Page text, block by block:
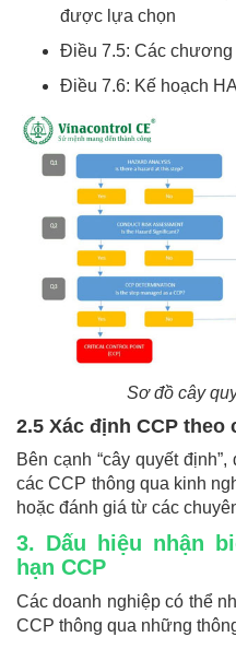
được lựa chọn
Điều 7.5: Các chương
Điều 7.6: Kế hoạch
Sơ đồ cây
2.5 Xác định CCP theo
Bên cạnh “cây quyết
các CCP thông qua kinh
hoặc đánh giá từ các
3. Dấu hiệu nhận
hạn CCP
Các doanh nghiệp có thể
CCP thông qua những